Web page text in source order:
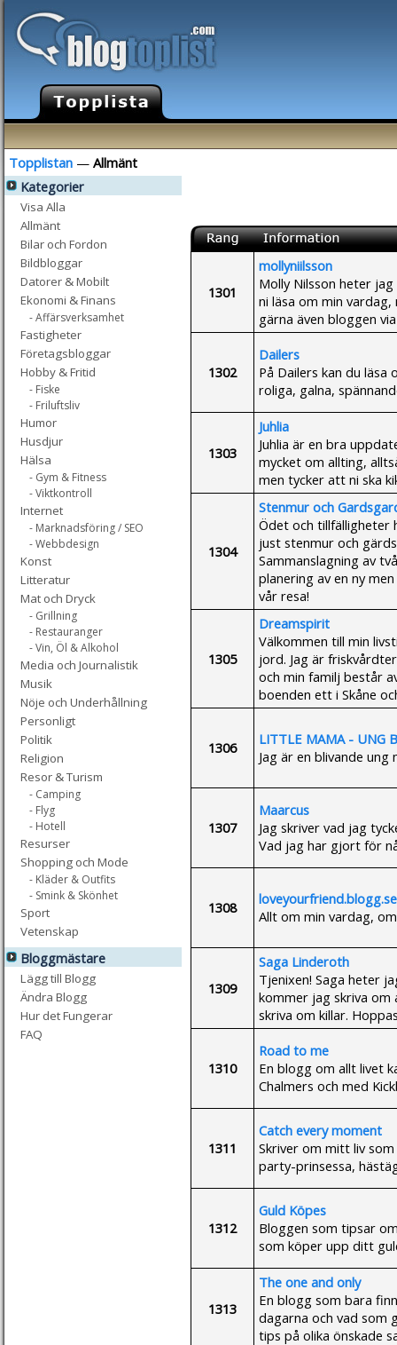
Topplistan — Allmänt
Kategorier
Visa Alla
Allmänt
Bilar och Fordon
Bildbloggar
Datorer & Mobilt
Ekonomi & Finans
- Affärsverksamhet
Fastigheter
Företagsbloggar
Hobby & Fritid
- Fiske
- Friluftsliv
Humor
Husdjur
Hälsa
- Gym & Fitness
- Viktkontroll
Internet
- Marknadsföring / SEO
- Webbdesign
Konst
Litteratur
Mat och Dryck
- Grillning
- Restauranger
- Vin, Öl & Alkohol
Media och Journalistik
Musik
Nöje och Underhållning
Personligt
Politik
Religion
Resor & Turism
- Camping
- Flyg
- Hotell
Resurser
Shopping och Mode
- Kläder & Outfits
- Smink & Skönhet
Sport
Vetenskap
Bloggmästare
Lägg till Blogg
Ändra Blogg
Hur det Fungerar
FAQ
1301
mollyniilsson
Molly Nilsson heter
ni läsa om min
gärna även bloggen
1302
Dailers
På Dailers kan du läsa
roliga, galna,
1303
Juhlia
Juhlia är en bra
mycket om allting,
men tycker att ni ska
1304
Stenmur och
Ödet och tillfälligheter
just stenmur och
Sammanslagning av
planering av en ny
vår resa!
1305
Dreamspirit
Välkommen till min
jord. Jag är
och min familj består
boenden ett i Skåne
1306
LITTLE MAMA - UNG
Jag är en blivande
1307
Maarcus
Jag skriver vad jag
Vad jag har gjort för
1308
loveyourfriend.blogg.se
Allt om min vardag,
1309
Saga Linderoth
Tjenixen! Saga heter
kommer jag skriva om
skriva om killar.
1310
Road to me
En blogg om allt livet
Chalmers och med
1311
Catch every moment
Skriver om mitt liv
party-prinsessa,
1312
Guld Köpes
Bloggen som tipsar
som köper upp ditt
1313
The one and only
En blogg som bara
dagarna och vad som
tips på olika önskade